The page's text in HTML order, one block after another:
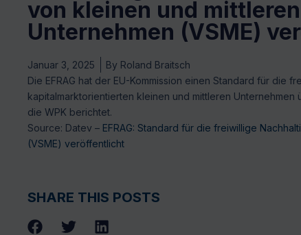
von kleinen und mittleren
Unternehmen (VSME)
Januar 3, 2025 By Roland Braitsch
Die EFRAG hat der EU-Kommission einen Standard für die
kapitalmarktorientierten kleinen und mittleren
die WPK berichtet.
Source: Datev – EFRAG: Standard für die freiwillige
(VSME) veröffentlicht
SHARE THIS POSTS